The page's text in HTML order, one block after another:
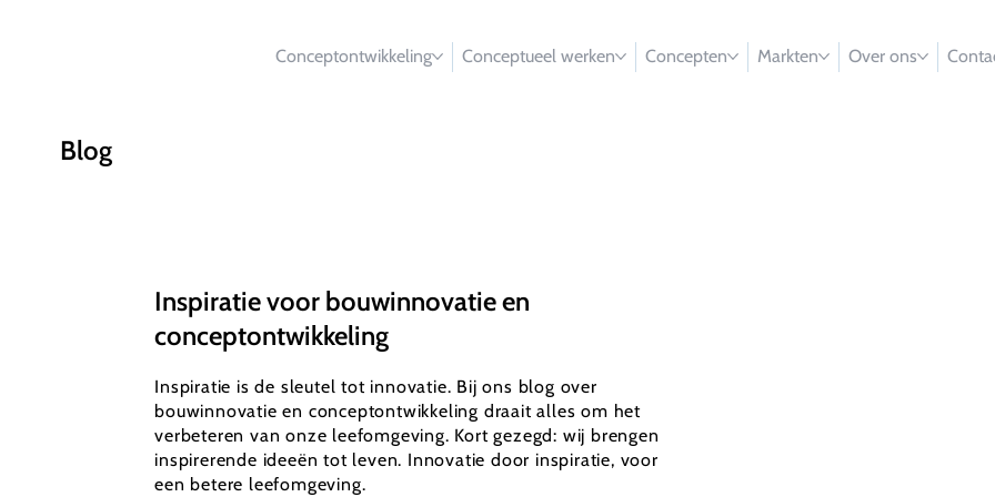
Conceptontwikkeling Conceptueel werken Concepten Markten Over ons
Inspiratie voor bouwinnovatie en
conceptontwikkeling
Inspiratie is de sleutel tot innovatie. Bij ons blog over
bouwinnovatie en conceptontwikkeling draait alles om het
verbeteren van onze leefomgeving. Kort gezegd: wij brengen
inspirerende ideeën tot leven. Innovatie door inspiratie, voor
een betere leefomgeving.
Blog